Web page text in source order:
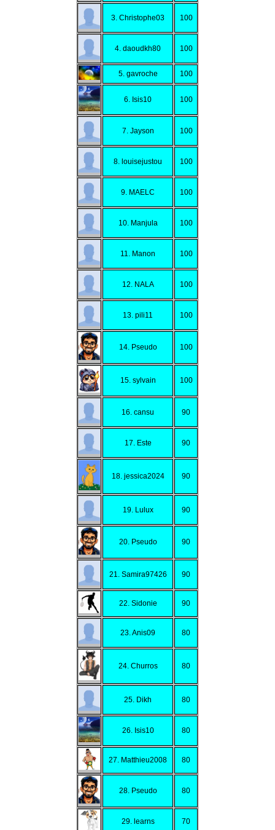
3. Christophe03 100
4. daoudkh80 100
5. gavroche 100
6. Isis10 100
7. Jayson 100
8. louisejustou 100
9. MAELC 100
10. Manjula 100
11. Manon 100
12. NALA 100
13. pili11 100
14. Pseudo 100
15. sylvain 100
16. cansu 90
17. Este 90
18. jessica2024 90
19. Lulux 90
20. Pseudo 90
21. Samira97426 90
22. Sidonie 90
23. Anis09 80
24. Churros 80
25. Dikh 80
26. Isis10 80
27. Matthieu2008 80
28. Pseudo 80
29. learns 70